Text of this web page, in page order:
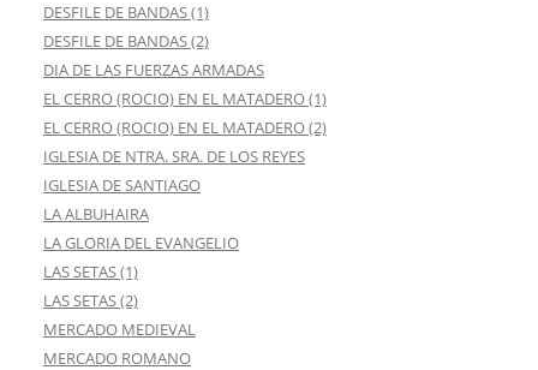
DESFILE DE BANDAS (1)
DESFILE DE BANDAS (2)
DIA DE LAS FUERZAS ARMADAS
EL CERRO (ROCIO) EN EL MATADERO (1)
EL CERRO (ROCIO) EN EL MATADERO (2)
IGLESIA DE NTRA. SRA. DE LOS REYES
IGLESIA DE SANTIAGO
LA ALBUHAIRA
LA GLORIA DEL EVANGELIO
LAS SETAS (1)
LAS SETAS (2)
MERCADO MEDIEVAL
MERCADO ROMANO